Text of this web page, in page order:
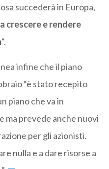
succederà in Europa,
crescere e rendere
“.
infine che il piano
“è stato recepito
piano che va in
ma prevede anche nuovi
per gli azionisti.
nulla e a dare risorse a